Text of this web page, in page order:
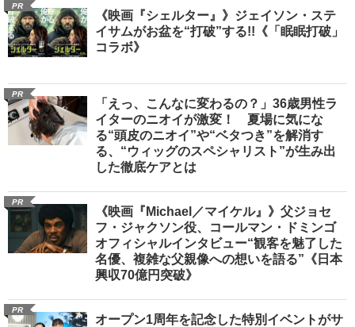
PR
《映画『シェルター』》ジェイソン・ステ
イサムがお盆を“打破”する!!《「眠眠打破」
コラボ》
PR
「えっ、こんなに変わるの？」36歳男性ラ
イターのニオイが激変！ 夏場に気にな
る“頭皮のニオイ”や“ベタつき”を解消す
る、“ウィッグのスペシャリスト”が生み出
した徹底ケアとは
PR
《映画『Michael／マイケル』》父ジョセ
フ・ジャクソン役、コールマン・ドミンゴ
オフィシャルインタビュー“観客を魅了した
名優、複雑な父親像への想いを語る”《日本
興収70億円突破》
PR
オープン1周年を記念した特別イベントがサ